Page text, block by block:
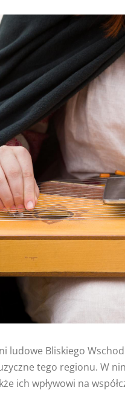
ludowe Bliskiego
tego regionu. W
ich wpływowi na